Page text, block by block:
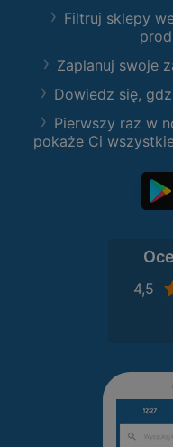
Filtruj sklepy
Zaplanuj swoje
Dowiedz się,
Pierwszy raz w
pokaże Ci
4,5